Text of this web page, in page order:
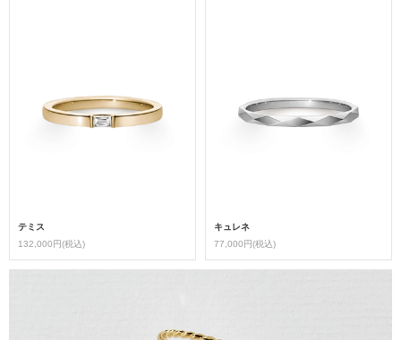
テミス
132,000円(税込)
キュレネ
77,000円(税込)